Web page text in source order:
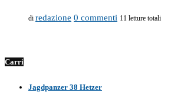
di redazione 0 commenti 11 letture totali
Carri
Jagdpanzer 38 Hetzer